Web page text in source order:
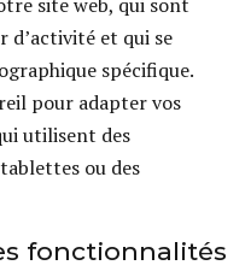
d’activité et qui se
spécifique.
pour adapter vos
utilisent des
ou des
fonctionnalités